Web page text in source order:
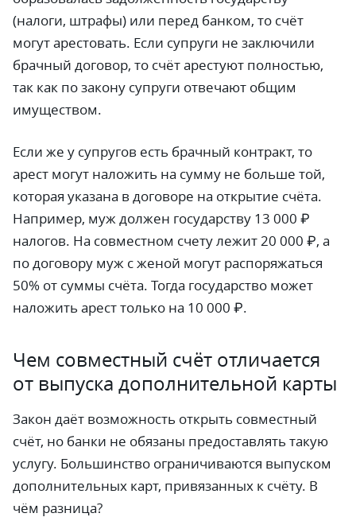
(налоги, штрафы) или перед банком, то счёт
могут арестовать. Если супруги не заключили
брачный договор, то счёт арестуют полностью,
так как по закону супруги отвечают общим
имуществом.
Если же у супругов есть брачный контракт, то
арест могут наложить на сумму не больше той,
которая указана в договоре на открытие счёта.
Например, муж должен государству 13 000 ₽
налогов. На совместном счету лежит 20 000 ₽, а
по договору муж с женой могут распоряжаться
50% от суммы счёта. Тогда государство может
наложить арест только на 10 000 ₽.
Чем совместный счёт отличается
от выпуска дополнительной карты
Закон даёт возможность открыть совместный
счёт, но банки не обязаны предоставлять такую
услугу. Большинство ограничиваются выпуском
дополнительных карт, привязанных к счёту. В
чём разница?